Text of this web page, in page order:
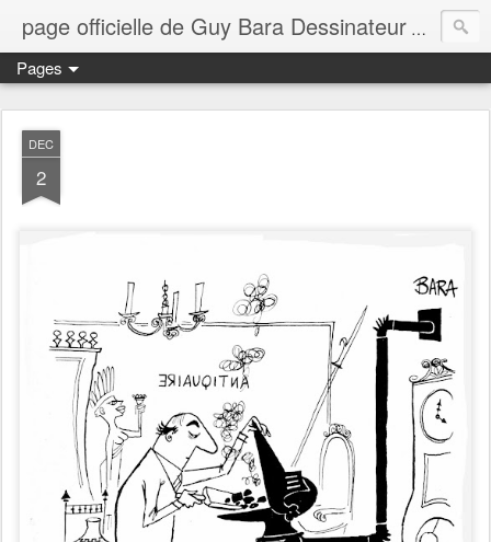
page officielle de Guy Bara Dessinateur page
Pages
DEC
2